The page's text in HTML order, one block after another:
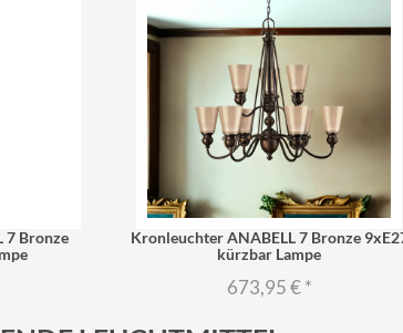
7 Bronze
Kronleuchter ANABELL 7 Bronze
kürzbar Lampe
673,95 €*